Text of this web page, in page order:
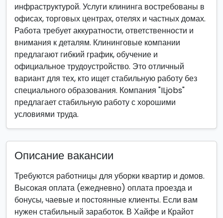
инфраструктурой. Услуги клининга востребованы в
офисах, торговых центрах, отелях и частных домах.
Работа требует аккуратности, ответственности и
внимания к деталям. Клининговые компании
предлагают гибкий график, обучение и
официальное трудоустройство. Это отличный
вариант для тех, кто ищет стабильную работу без
специального образования. Компания "ILjobs"
предлагает стабильную работу с хорошими
условиями труда.
Описание вакансии
Требуются работницы для уборки квартир и домов.
Высокая оплата (ежедневно) оплата проезда и
бонусы, чаевые и постоянные клиенты. Если вам
нужен стабильный заработок. В Хайфе и Крайот